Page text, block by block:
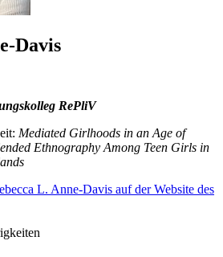
Davis
RePliV
Mediated Girlhoods in an Age of
Ethnography Among Teen Girls in
L. Anne-Davis auf der Website des